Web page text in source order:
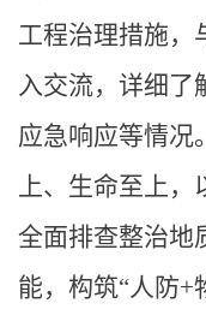
工程治理措施，
入交流，详细了
应急响应等情况
上、生命至上，
全面排查整治地
能，构筑“人防+